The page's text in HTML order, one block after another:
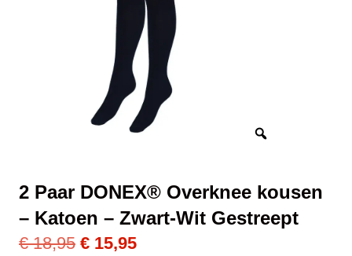
2 Paar DONEX® Overknee kousen
– Katoen – Zwart-Wit Gestreept
€18,95 Oorspronkelijke
€ 15,95Huidige